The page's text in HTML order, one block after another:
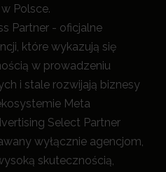
Polsce.
Partner - oficjalne
które wykazują się
w prowadzeniu
i stale rozwijają biznesy
Meta
Select Partner
wyłącznie agencjom,
skutecznością,